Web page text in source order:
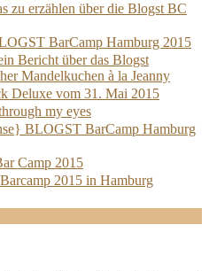
zu erzählen über die Blogst BC
BarCamp Hamburg 2015
Bericht über das Blogst
Mandelkuchen à la Jeanny
Deluxe vom 31. Mai 2015
my eyes
BLOGST BarCamp Hamburg
Camp 2015
2015 in Hamburg